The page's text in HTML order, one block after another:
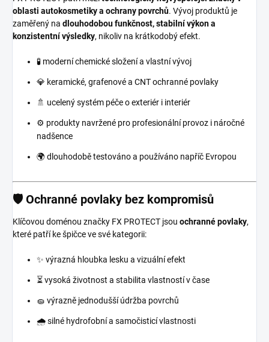
oblasti autokosmetiky a ochrany povrchů. Vývoj produktů je
zaměřený na dlouhodobou funkčnost, stabilní výkon a
konzistentní výsledky, nikoliv na krátkodobý efekt.
🧪 moderní chemické složení a vlastní vývoj
💎 keramické, grafenové a CNT ochranné povlaky
🚿 ucelený systém péče o exteriér i interiér
⚙️ produkty navržené pro profesionální provoz i náročné
nadšence
🌍 dlouhodobě testováno a používáno napříč Evropou
🛡️ Ochranné povlaky bez kompromisů
Klíčovou doménou značky FX PROTECT jsou ochranné povlaky,
které patří ke špičce ve své kategorii:
✨ výrazná hloubka lesku a vizuální efekt
⏳ vysoká životnost a stabilita vlastností v čase
🧽 výrazně jednodušší údržba povrchů
🌧️ silné hydrofobní a samočisticí vlastnosti